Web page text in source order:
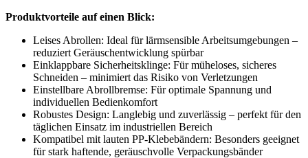
Produktvorteile auf einen Blick:
Leises Abrollen: Ideal für lärmsensible Arbeitsumgebungen –
reduziert Geräuschentwicklung spürbar
Einklappbare Sicherheitsklinge: Für müheloses, sicheres
Schneiden – minimiert das Risiko von Verletzungen
Einstellbare Abrollbremse: Für optimale Spannung und
individuellen Bedienkomfort
Robustes Design: Langlebig und zuverlässig – perfekt für den
täglichen Einsatz im industriellen Bereich
Kompatibel mit lauten PP-Klebebändern: Besonders geeignet
für stark haftende, geräuschvolle Verpackungsbänder